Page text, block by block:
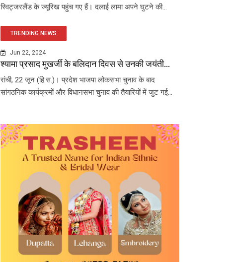
स्विट्जरलैंड के ज्यूरिख पहुंच गए हैं। दलाई लामा अपने घुटने की...
TRENDING NEWS
Jun 22, 2024
श्यामा प्रसाद मुखर्जी के बलिदान दिवस से उनकी जयंती...
रांची, 22 जून (हि.स.)। प्रदेश भाजपा लोकसभा चुनाव के बाद
सांगठनिक कार्यक्रमों और विधानसभा चुनाव की तैयारियों में जुट गई...